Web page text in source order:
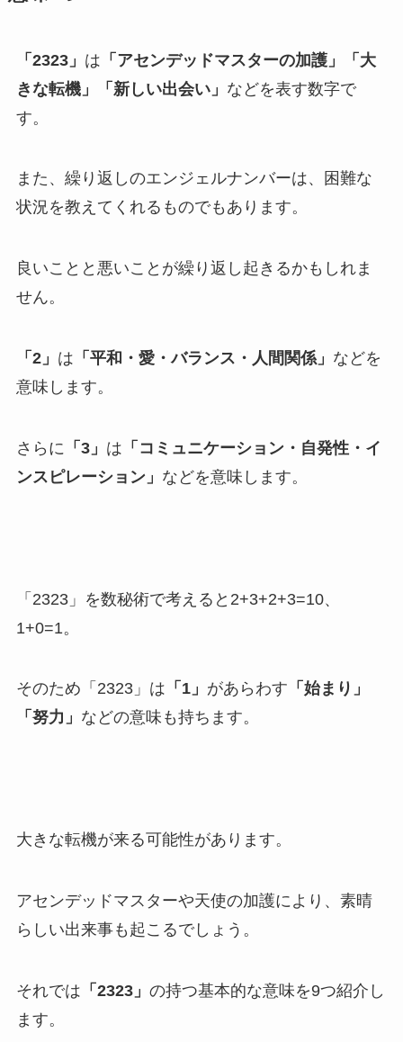
「2323」 は 「アセンデッドマスターの加護」「大
きな転機」「新しい出会い」 などを表す数字で
す。
また、繰り返しのエンジェルナンバーは、困難な
状況を教えてくれるものでもあります。
良いことと悪いことが繰り返し起きるかもしれま
せん。
「2」 は 「平和・愛・バランス・人間関係」 などを
意味します。
さらに 「3」 は 「コミュニケーション・自発性・イ
ンスピレーション」 などを意味します。
「2323」を数秘術で考えると2+3+2+3=10、
1+0=1。
そのため「2323」は 「1」 があらわす 「始まり」
「努力」 などの意味も持ちます。
大きな転機が来る可能性があります。
アセンデッドマスターや天使の加護により、素晴
らしい出来事も起こるでしょう。
それでは 「2323」 の持つ基本的な意味を9つ紹介し
ます。